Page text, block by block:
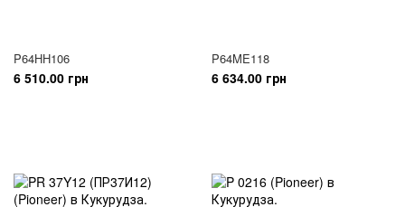
P64HH106
6 510.00 грн
P64ME118
6 634.00 грн